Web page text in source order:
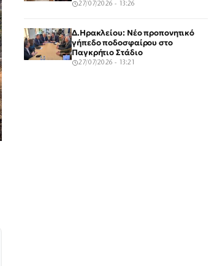
27/07/2026 - 13:26
Δ.Ηρακλείου: Νέο προπονητικό
γήπεδο ποδοσφαίρου στο
Παγκρήτιο Στάδιο
27/07/2026 - 13:21